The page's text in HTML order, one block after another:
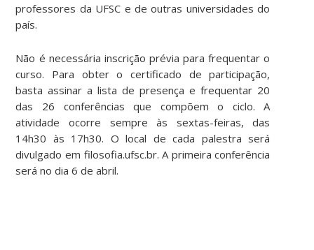
professores da UFSC e de outras universidades do
país.
Não é necessária inscrição prévia para frequentar o
curso. Para obter o certificado de participação,
basta assinar a lista de presença e frequentar 20
das 26 conferências que compõem o ciclo. A
atividade ocorre sempre às sextas-feiras, das
14h30 às 17h30. O local de cada palestra será
divulgado em filosofia.ufsc.br. A primeira conferência
será no dia 6 de abril.